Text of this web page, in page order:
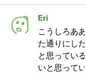
Eri
こうしろあ
た通りにし
と思ってい
いと思って